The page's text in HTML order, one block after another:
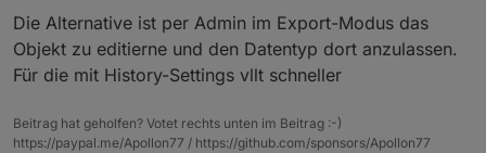
Die Alternative ist per Admin im Export-Modus das
Objekt zu editierne und den Datentyp dort anzulassen.
Für die mit History-Settings vllt schneller
Beitrag hat geholfen? Votet rechts unten im Beitrag :-)
https://paypal.me/Apollon77 / https://github.com/sponsors/Apollon77